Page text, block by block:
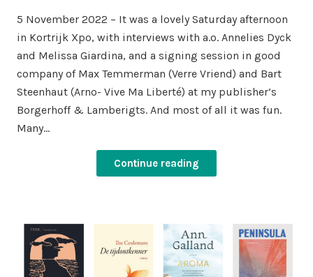
5 November 2022 – It was a lovely Saturday afternoon
in Kortrijk Xpo, with interviews with a.o. Annelies Dyck
and Melissa Giardina, and a signing session in good
company of Max Temmerman (Verre Vriend) and Bart
Steenhaut (Arno- Vive Ma Liberté) at my publisher’s
Borgerhoff & Lamberigts. And most of all it was fun.
Many…
Continue reading